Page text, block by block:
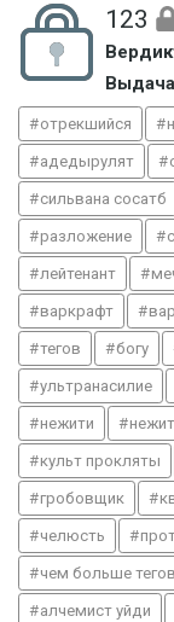
123
отрекшийся
адедырулят
сильвана сосатб
разложение
лейтенант
варкрафт
тегов богу
ультранасилие
нежити
культ прокляты
гробовщик
челюсть
чем больше
алчемист уйди